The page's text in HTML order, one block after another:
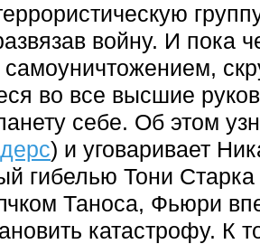
войну. И пока
самоуничтожением,
во все высшие
себе. Об этом
) и уговаривает
гибелью Тони
Таноса, Фьюри
катастрофу. К